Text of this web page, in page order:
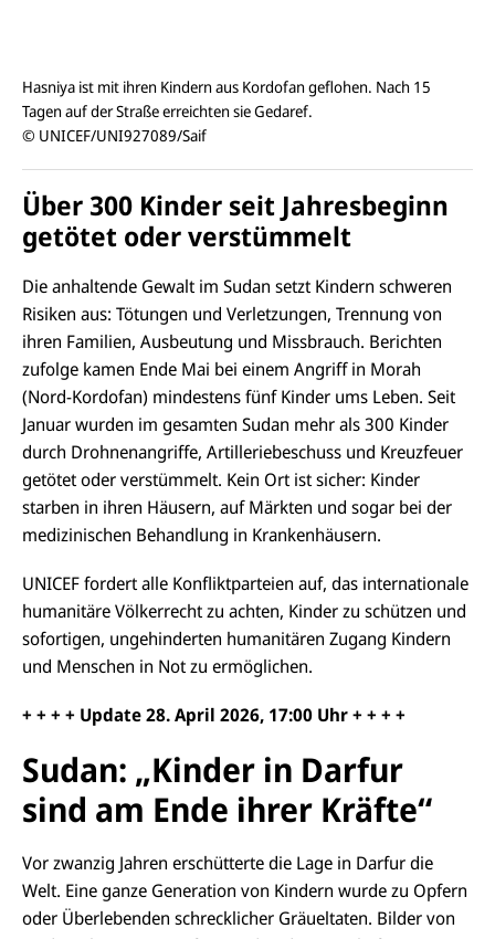
Hasniya ist mit ihren Kindern aus Kordofan geflohen. Nach 15
Tagen auf der Straße erreichten sie Gedaref.
© UNICEF/UNI927089/Saif
Über 300 Kinder seit Jahresbeginn
getötet oder verstümmelt
Die anhaltende Gewalt im Sudan setzt Kindern schweren
Risiken aus: Tötungen und Verletzungen, Trennung von
ihren Familien, Ausbeutung und Missbrauch. Berichten
zufolge kamen Ende Mai bei einem Angriff in Morah
(Nord-Kordofan) mindestens fünf Kinder ums Leben. Seit
Januar wurden im gesamten Sudan mehr als 300 Kinder
durch Drohnenangriffe, Artilleriebeschuss und Kreuzfeuer
getötet oder verstümmelt. Kein Ort ist sicher: Kinder
starben in ihren Häusern, auf Märkten und sogar bei der
medizinischen Behandlung in Krankenhäusern.
UNICEF fordert alle Konfliktparteien auf, das internationale
humanitäre Völkerrecht zu achten, Kinder zu schützen und
sofortigen, ungehinderten humanitären Zugang Kindern
und Menschen in Not zu ermöglichen.
+ + + + Update28.April 2026, 17:00 Uhr + + + +
Sudan: „Kinder in Darfur
sind am Ende ihrer Kräfte“
Vor zwanzig Jahren erschütterte die Lage in Darfur die
Welt. Eine ganze Generation von Kindern wurde zu Opfern
oder Überlebenden schrecklicher Gräueltaten. Bilder von